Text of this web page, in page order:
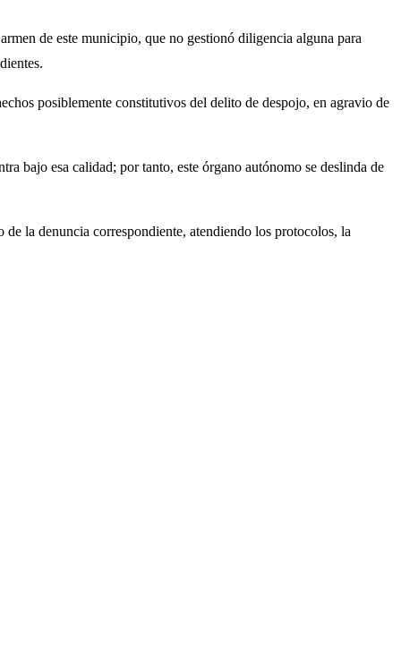
de este municipio, que no gestionó diligencia alguna para
posiblemente constitutivos del delito de despojo, en agravio de
bajo esa calidad; por tanto, este órgano autónomo se deslinda de
la denuncia correspondiente, atendiendo los protocolos, la